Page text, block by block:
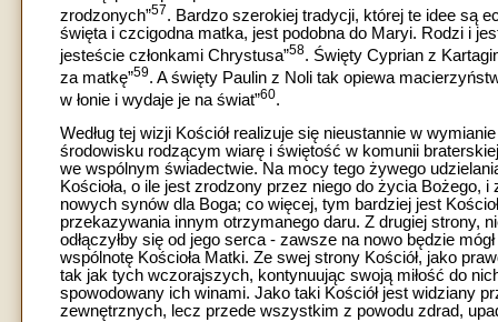
zrodzonych”57. Bardzo szerokiej tradycji, której te idee są
święta i czcigodna matka, jest podobna do Maryi. Rodzi i
jesteście członkami Chrystusa”58. Święty Cyprian z
za matkę”59. A święty Paulin z Noli tak opiewa
w łonie i wydaje je na świat”60.
Według tej wizji Kościół realizuje się nieustannie w
środowisku rodzącym wiarę i świętość w komunii
we wspólnym świadectwie. Na mocy tego żywego
Kościoła, o ile jest zrodzony przez niego do życia Bożego, i
nowych synów dla Boga; co więcej, tym bardziej jest
przekazywania innym otrzymanego daru. Z drugiej strony,
odłączyłby się od jego serca - zawsze na nowo będzie
wspólnotę Kościoła Matki. Ze swej strony Kościół, jako
tak jak tych wczorajszych, kontynuując swoją miłość do
spowodowany ich winami. Jako taki Kościół jest widziany
zewnętrznych, lecz przede wszystkim z powodu zdrad,